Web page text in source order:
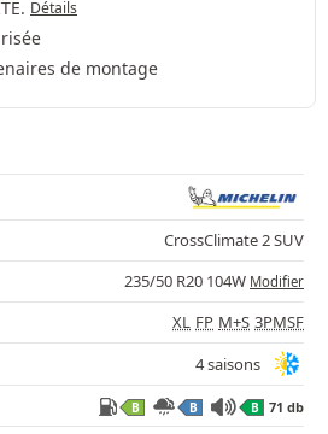
Détails
de montage
CrossClimate 2 SUV
235/50 R20 104W Modifier
XL FP M+S 3PMSF
4 saisons
B B B 71 db